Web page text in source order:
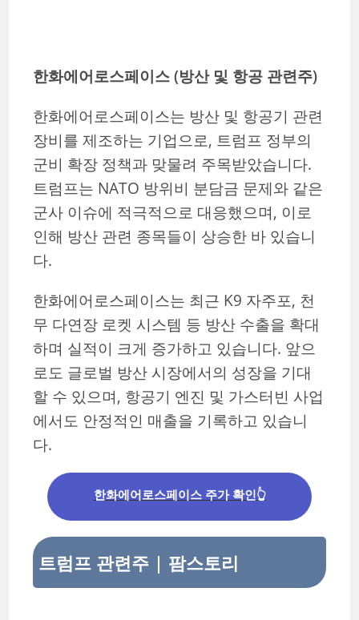
한화에어로스페이스 (방산 및 항공 관련주)
한화에어로스페이스는 방산 및 항공기 관련
장비를 제조하는 기업으로, 트럼프 정부의
군비 확장 정책과 맞물려 주목받았습니다.
트럼프는 NATO 방위비 분담금 문제와 같은
군사 이슈에 적극적으로 대응했으며, 이로
인해 방산 관련 종목들이 상승한 바 있습니
다.
한화에어로스페이스는 최근 K9 자주포, 천
무 다연장 로켓 시스템 등 방산 수출을 확대
하며 실적이 크게 증가하고 있습니다. 앞으
로도 글로벌 방산 시장에서의 성장을 기대
할 수 있으며, 항공기 엔진 및 가스터빈 사업
에서도 안정적인 매출을 기록하고 있습니
다.
한화에어로스페이스 주가 확인👆
트럼프 관련주 | 팜스토리